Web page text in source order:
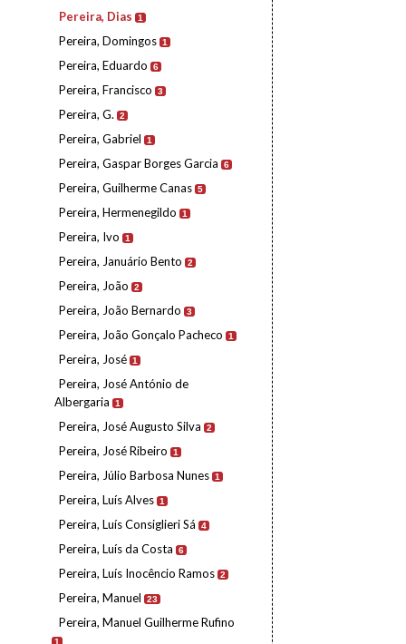
Pereira, Dias 1
Pereira, Domingos 1
Pereira, Eduardo 6
Pereira, Francisco 3
Pereira, G. 2
Pereira, Gabriel 1
Pereira, Gaspar Borges Garcia 6
Pereira, Guilherme Canas 5
Pereira, Hermenegildo 1
Pereira, Ivo 1
Pereira, Januário Bento 2
Pereira, João 2
Pereira, João Bernardo 3
Pereira, João Gonçalo Pacheco 1
Pereira, José 1
Pereira, José António de
Albergaria
1
Pereira, José Augusto Silva 2
Pereira, José Ribeiro 1
Pereira, Júlio Barbosa Nunes 1
Pereira, Luís Alves 1
Pereira, Luís Consiglieri Sá 4
Pereira, Luís da Costa 6
Pereira, Luís Inocêncio Ramos 2
Pereira, Manuel 23
Pereira, Manuel Guilherme Rufino
1